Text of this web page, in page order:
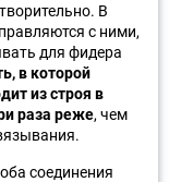
В
с ними,
для фидера
в которой
из строя в
раза реже, чем
соединения